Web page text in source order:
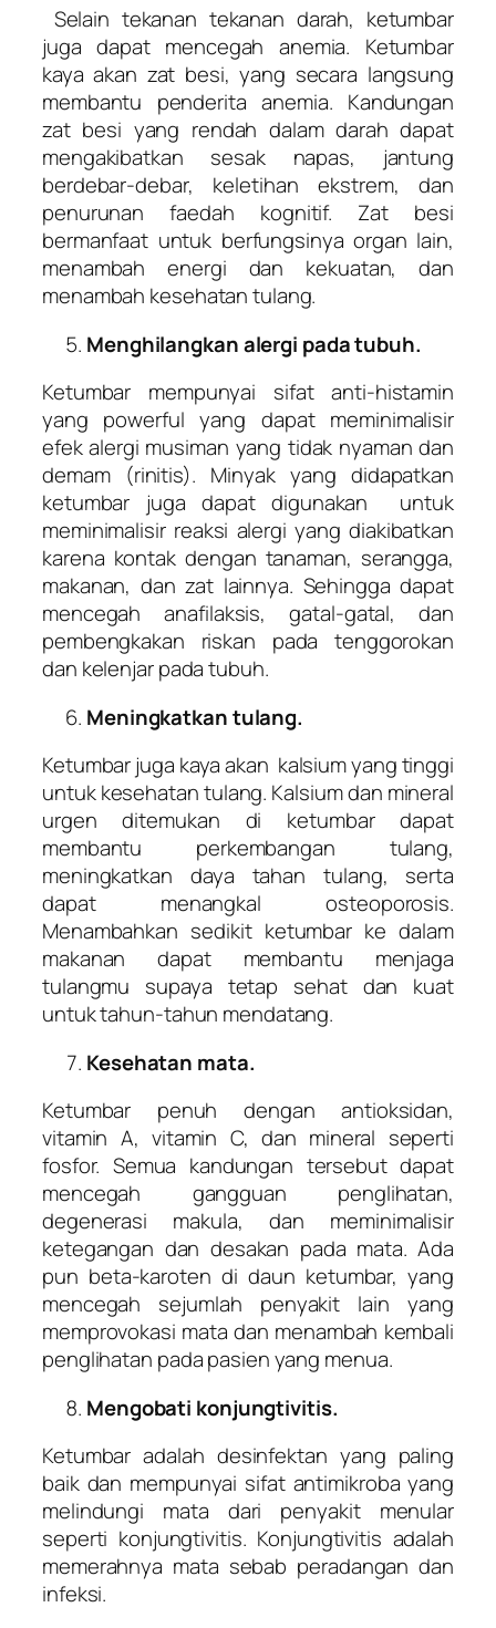
Selain tekanan tekanan darah, ketumbar
juga dapat mencegah anemia. Ketumbar
kaya akan zat besi, yang secara langsung
membantu penderita anemia. Kandungan
zat besi yang rendah dalam darah dapat
mengakibatkan sesak napas, jantung
berdebar-debar, keletihan ekstrem, dan
penurunan faedah kognitif. Zat besi
bermanfaat untuk berfungsinya organ lain,
menambah energi dan kekuatan, dan
menambah kesehatan tulang.
Menghilangkan alergi pada tubuh.
Ketumbar mempunyai sifat anti-histamin
yang powerful yang dapat meminimalisir
efek alergi musiman yang tidak nyaman dan
demam (rinitis). Minyak yang didapatkan
ketumbar juga dapat digunakan untuk
meminimalisir reaksi alergi yang diakibatkan
karena kontak dengan tanaman, serangga,
makanan, dan zat lainnya. Sehingga dapat
mencegah anafilaksis, gatal-gatal, dan
pembengkakan riskan pada tenggorokan
dan kelenjar pada tubuh.
Meningkatkan tulang.
Ketumbar juga kaya akan kalsium yang tinggi
untuk kesehatan tulang. Kalsium dan mineral
urgen ditemukan di ketumbar dapat
membantu perkembangan tulang,
meningkatkan daya tahan tulang, serta
dapat menangkal osteoporosis.
Menambahkan sedikit ketumbar ke dalam
makanan dapat membantu menjaga
tulangmu supaya tetap sehat dan kuat
untuk tahun-tahun mendatang.
Kesehatan mata.
Ketumbar penuh dengan antioksidan,
vitamin A, vitamin C, dan mineral seperti
fosfor. Semua kandungan tersebut dapat
mencegah gangguan penglihatan,
degenerasi makula, dan meminimalisir
ketegangan dan desakan pada mata. Ada
pun beta-karoten di daun ketumbar, yang
mencegah sejumlah penyakit lain yang
memprovokasi mata dan menambah kembali
penglihatan pada pasien yang menua.
Mengobati konjungtivitis.
Ketumbar adalah desinfektan yang paling
baik dan mempunyai sifat antimikroba yang
melindungi mata dari penyakit menular
seperti konjungtivitis. Konjungtivitis adalah
memerahnya mata sebab peradangan dan
infeksi.